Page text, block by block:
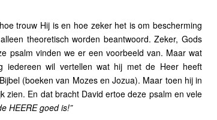
trouw Hij is en hoe zeker het is om bescherming
theoretisch worden beantwoord. Zeker, Gods
psalm vinden we er een voorbeeld van. Maar wat
wil vertellen wat hij met de Heer heeft
(boeken van Mozes en Jozua). Maar toen hij in
zien. En dat bracht David ertoe deze psalm en vele
HEERE goed is!”